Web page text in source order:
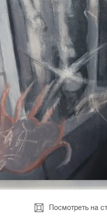
Посмотреть на